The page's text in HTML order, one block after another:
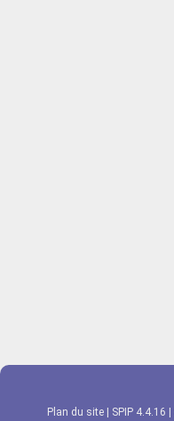
Plan du site SPIP 4.4.16